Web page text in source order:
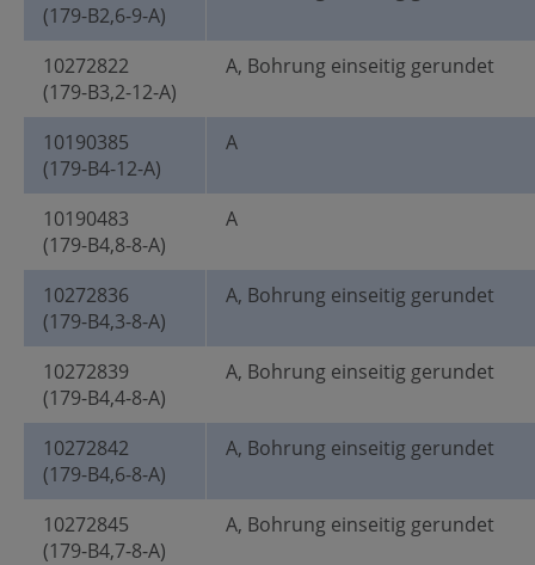
(179-B2,6-9-A)
10272822
(179-B3,2-12-A)
A, Bohrung einseitig gerundet
10190385
(179-B4-12-A)
A
10190483
(179-B4,8-8-A)
A
10272836
(179-B4,3-8-A)
A, Bohrung einseitig gerundet
10272839
(179-B4,4-8-A)
A, Bohrung einseitig gerundet
10272842
(179-B4,6-8-A)
A, Bohrung einseitig gerundet
10272845
(179-B4,7-8-A)
A, Bohrung einseitig gerundet